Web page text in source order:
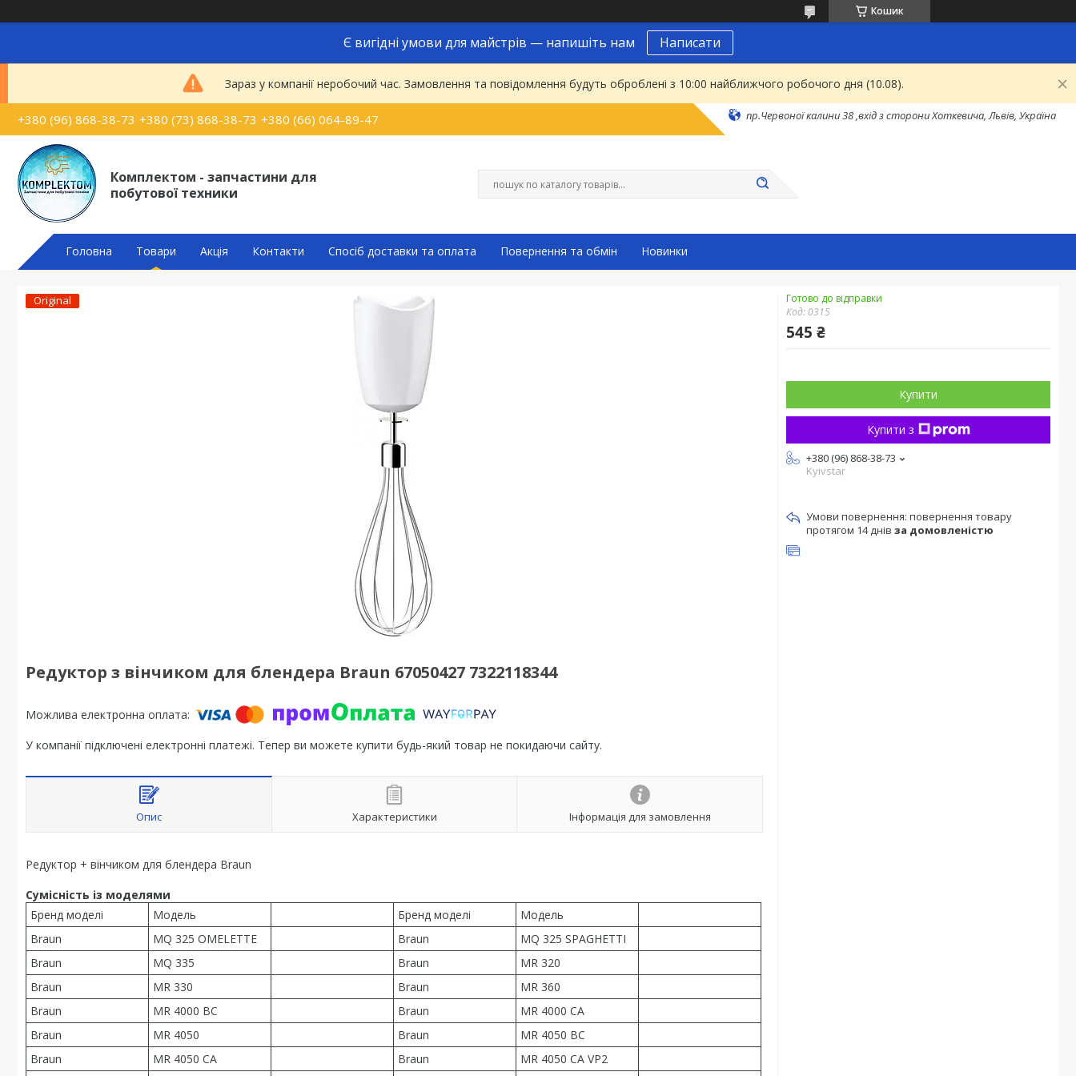
Кошик
Є вигідні умови для майстрів — напишіть нам Написати
Зараз у компанії неробочий час. Замовлення та повідомлення будуть оброблені з 10:00 найближчого робочого дня (10.08).
+380 (96) 868-38-73 +380 (73) 868-38-73 +380 (66) 064-89-47 пр.Червоної калини 38 ,вхід з сторони Хоткевича, Львів, Україна
Комплектом - запчастини для
побутової техники
Головна Товари Акція Контакти Спосіб доставки та оплата Повернення та обмін Новинки
Original
Редуктор з вінчиком для блендера Braun 67050427 7322118344
У компанії підключені електронні платежі. Тепер ви можете купити будь-який товар не покидаючи сайту.
Опис Характеристики Інформація для замовлення
Редуктор + вінчиком для блендера Braun
Сумісність із моделями
Бренд моделі
Модель Бренд моделі
Модель
Braun
MQ 325 OMELETTE Braun
MQ 325 SPAGHETTI
Braun
MQ 335 Braun
MR 320
Braun
MR 330 Braun
MR 360
Braun
MR 4000 BC Braun
MR 4000 CA
Braun
MR 4050 Braun
MR 4050 BC
Braun
MR 4050 CA Braun
MR 4050 CA VP2
Готово до відправки
Код: 0315
545 ₴
Купити
Купити з
+380 (96) 868-38-73
Kyivstar
повернення товару
протягом 14 днів за домовленістю